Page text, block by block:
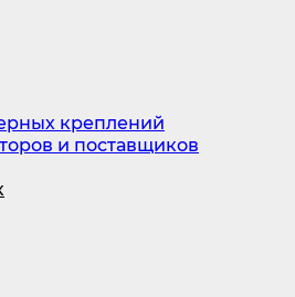
креплений
и поставщиков